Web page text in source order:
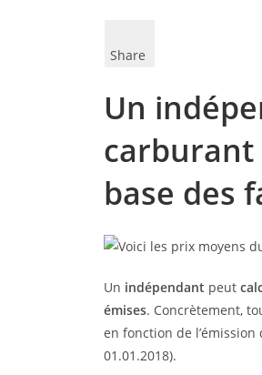
Share
Un
carburant
base des
Un indépendant peut
émises. Concrètement,
en fonction de
01.01.2018).